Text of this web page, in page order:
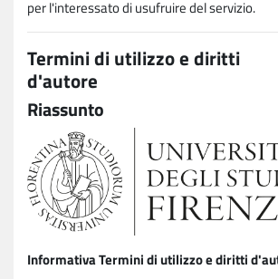
per l'interessato di usufruire del servizio.
Termini di utilizzo e diritti
d'autore
Riassunto
Informativa Termini di utilizzo e diritti